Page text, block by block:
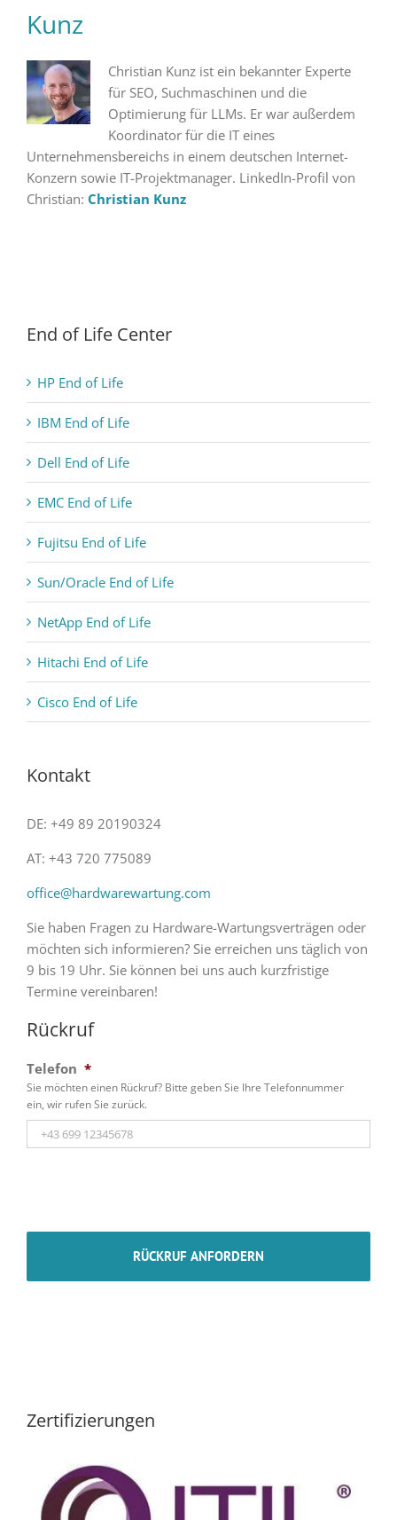
Kunz
Christian Kunz ist ein bekannter Experte
für SEO, Suchmaschinen und die
Optimierung für LLMs. Er war außerdem
Koordinator für die IT eines
Unternehmensbereichs in einem deutschen Internet-
Konzern sowie IT-Projektmanager. LinkedIn-Profil von
Christian: Christian Kunz
End of Life Center
HP End of Life
IBM End of Life
Dell End of Life
EMC End of Life
Fujitsu End of Life
Sun/Oracle End of Life
NetApp End of Life
Hitachi End of Life
Cisco End of Life
Kontakt
DE: +49 89 20190324
AT: +43 720 775089
office@hardwarewartung.com
Sie haben Fragen zu Hardware-Wartungsverträgen oder
möchten sich informieren? Sie erreichen uns täglich von
9 bis 19 Uhr. Sie können bei uns auch kurzfristige
Termine vereinbaren!
Rückruf
Telefon *
Sie möchten einen Rückruf? Bitte geben Sie Ihre Telefonnummer
ein, wir rufen Sie zurück.
Zertifizierungen